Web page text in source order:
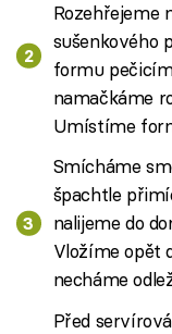
Rozehřejeme
sušenkového
formu
namačkáme
Umístíme
Smícháme
špachtle
nalijeme do
Vložíme opět
necháme
Před